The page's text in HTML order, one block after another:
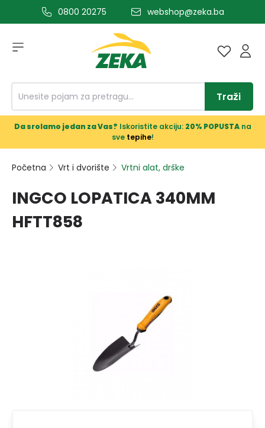
glavni sadržaj0800 20275 webshop@zeka.ba
Traži
Da srolamo jedan za Vas? Iskoristite akciju: 20% POPUSTAna
sve tepihe!
Početna Vrt i dvorište Vrtni alat, drške
INGCO LOPATICA 340MM
HFTT858